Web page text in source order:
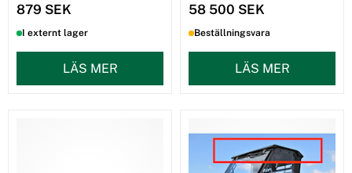
879 SEK
I externt lager
LÄS MER
58 500 SEK
Beställningsvara
LÄS MER